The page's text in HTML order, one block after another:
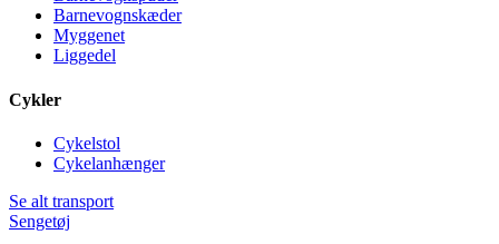
Barnevognskæder
Myggenet
Liggedel
Cykler
Cykelstol
Cykelanhænger
Se alt transport
Sengetøj